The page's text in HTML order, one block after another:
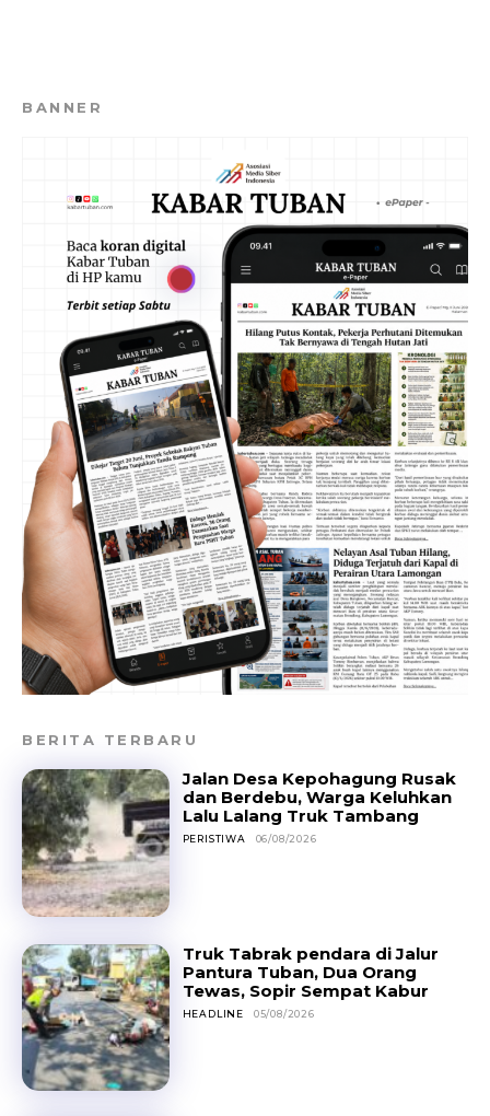
BANNER
BERITA TERBARU
Jalan Desa Kepohagung Rusak
dan Berdebu, Warga Keluhkan
Lalu Lalang Truk Tambang
PERISTIWA 06/08/2026
Truk Tabrak pendara di Jalur
Pantura Tuban, Dua Orang
Tewas, Sopir Sempat Kabur
HEADLINE 05/08/2026